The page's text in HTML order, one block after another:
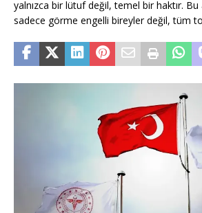
yalnızca bir lütuf değil, temel bir haktır. Bu
sadece görme engelli bireyler değil, tüm